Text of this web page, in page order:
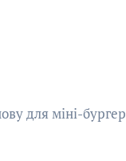
для міні-